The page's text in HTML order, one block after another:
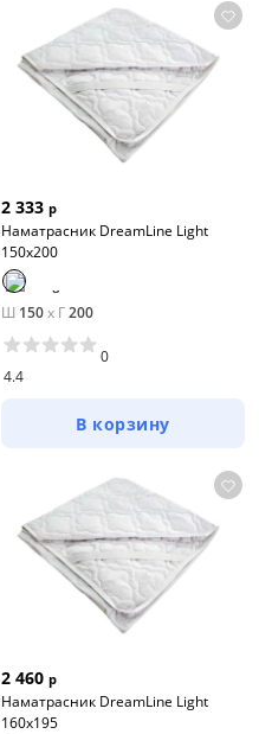
2 333 р
Наматрасник DreamLine Light
150х200
Ш 150x Г200
4.4
0
В корзину
2 460 р
Наматрасник DreamLine Light
160х195